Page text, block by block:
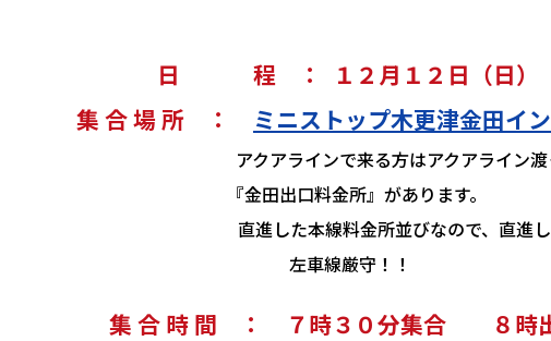
日 程 ： １２月１２日（日）
集 合 場 所 ： ミニストップ木更津金田イ
アクアラインで来る方はアクアライン渡った
『金田出口料金所』があります。
直進した本線料金所並びなので、直進しない
左車線厳守！！
集 合 時 間 ： ７時３０分集合 ８時